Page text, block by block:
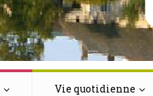
Vie quotidienne